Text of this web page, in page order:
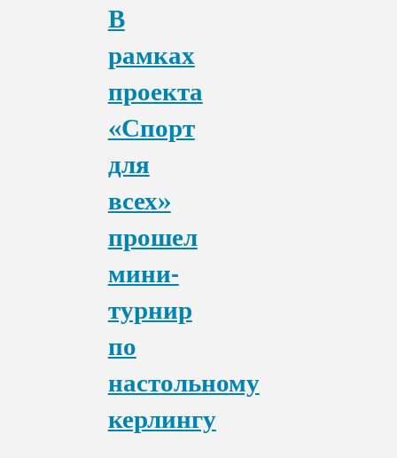
В
рамках
проекта
«Спорт
для
всех»
прошел
мини-
турнир
по
настольному
керлингу